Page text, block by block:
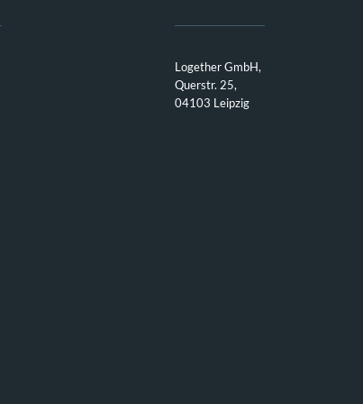
Logether GmbH,
Querstr. 25,
04103 Leipzig